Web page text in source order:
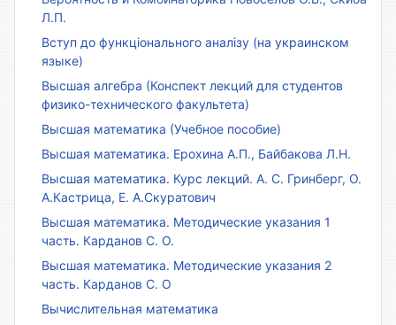
Л.П.
Вступ до функціонального аналізу (на украинском
языке)
Высшая алгебра (Конспект лекций для студентов
физико-технического факультета)
Высшая математика (Учебное пособие)
Высшая математика. Ерохина А.П., Байбакова Л.Н.
Высшая математика. Курс лекций. А. С. Гринберг, О.
А.Кастрица, Е. А.Скуратович
Высшая математика. Методические указания 1
часть. Карданов С. О.
Высшая математика. Методические указания 2
часть. Карданов С. О
Вычислительная математика